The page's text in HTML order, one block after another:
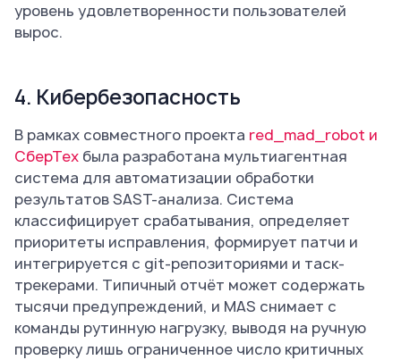
уровень удовлетворенности пользователей
вырос.
4. Кибербезопасность
В рамках совместного проекта red_mad_robot и
СберТех была разработана мультиагентная
система для автоматизации обработки
результатов SAST-анализа. Система
классифицирует срабатывания, определяет
приоритеты исправления, формирует патчи и
интегрируется с git-репозиториями и таск-
трекерами. Типичный отчёт может содержать
тысячи предупреждений, и MAS снимает с
команды рутинную нагрузку, выводя на ручную
проверку лишь ограниченное число критичных